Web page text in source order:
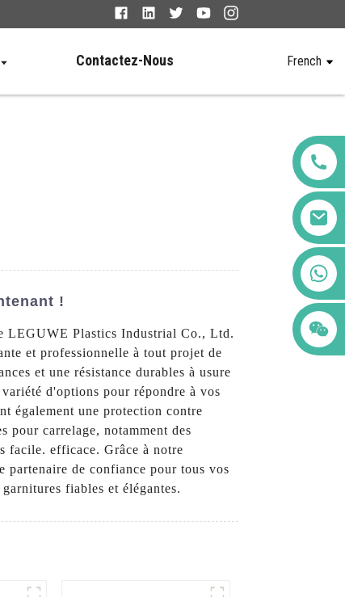
Contactez-Nous French
+86 123456789122
!
LEGUWE Plastics Industrial Co., Ltd.
et professionnelle à tout projet de
et une résistance durables à usure
d'options pour répondre à vos
également une protection contre
pour carrelage, notamment des
facile. efficace. Grâce à notre
de confiance pour tous vos
fiables et élégantes.